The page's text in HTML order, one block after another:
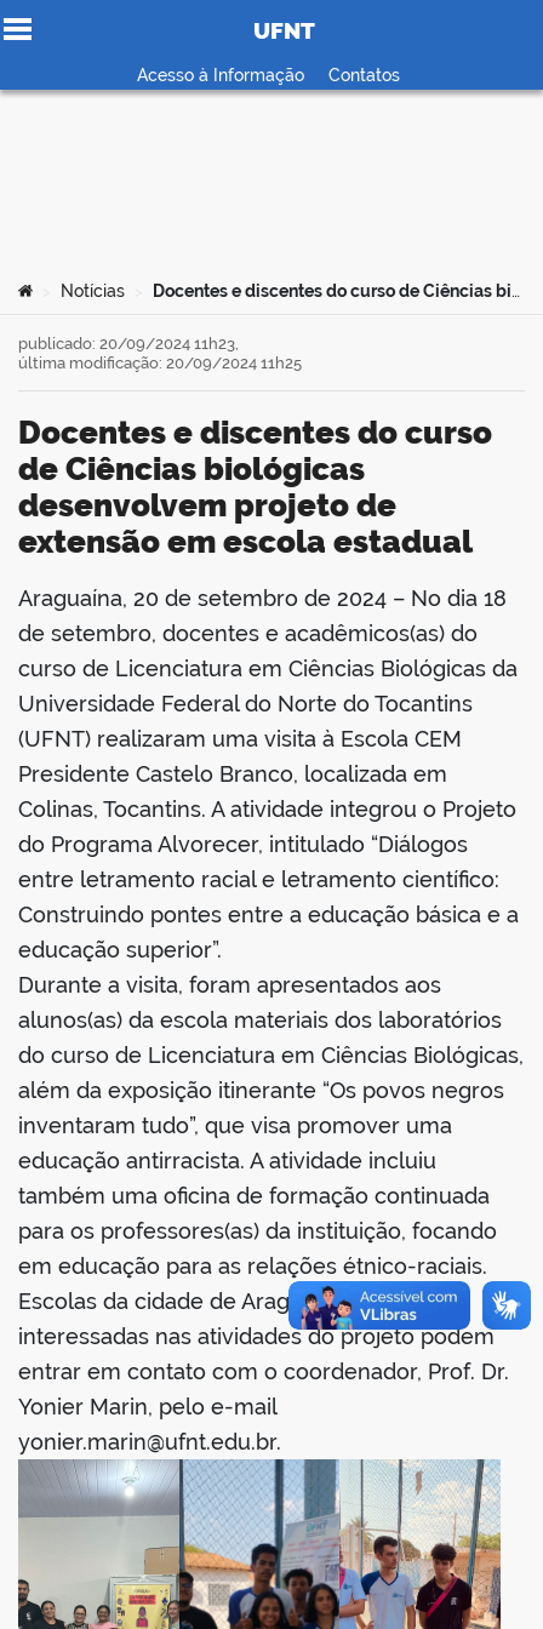
Ir para o conteúdo
UFNT
Acesso à Informação Contatos
Você está aqui:
Notícias Docentes e discentes do curso de Ciências biológicas desenvolvem projeto de extensão em escola estadual
Docentes e discentes do curso
de Ciências biológicas
desenvolvem projeto de
extensão em escola estadual
publicado: 20/09/2024 11h23,
última modificação: 20/09/2024 11h25
Araguaína, 20 de setembro de 2024 – No dia 18
de setembro, docentes e acadêmicos(as) do
curso de Licenciatura em Ciências Biológicas da
Universidade Federal do Norte do Tocantins
(UFNT) realizaram uma visita à Escola CEM
Presidente Castelo Branco, localizada em
Colinas, Tocantins. A atividade integrou o Projeto
do Programa Alvorecer, intitulado “Diálogos
entre letramento racial e letramento científico:
Construindo pontes entre a educação básica e a
educação superior”.
Durante a visita, foram apresentados aos
alunos(as) da escola materiais dos laboratórios
do curso de Licenciatura em Ciências Biológicas,
além da exposição itinerante “Os povos negros
inventaram tudo”, que visa promover uma
educação antirracista. A atividade incluiu
também uma oficina de formação continuada
para os professores(as) da instituição, focando
em educação para as relações étnico-raciais.
Escolas da cidade de Araguaína e região
interessadas nas atividades do projeto podem
entrar em contato com o coordenador, Prof. Dr.
Yonier Marin, pelo e-mail
yonier.marin@ufnt.edu.br.